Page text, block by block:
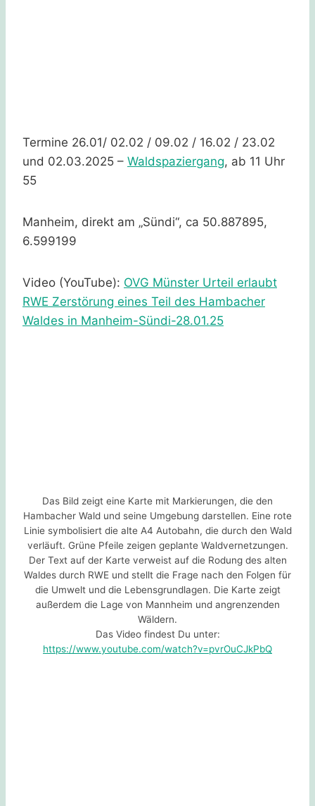
Termine 26.01/ 02.02 / 09.02 / 16.02 / 23.02
und 02.03.2025 – Waldspaziergang, ab 11 Uhr
55
Manheim, direkt am „Sündi“, ca 50.887895,
6.599199
Video (YouTube): OVG Münster Urteil erlaubt
RWE Zerstörung eines Teil des Hambacher
Waldes in Manheim-Sündi-28.01.25
Das Bild zeigt eine Karte mit Markierungen, die den
Hambacher Wald und seine Umgebung darstellen. Eine rote
Linie symbolisiert die alte A4 Autobahn, die durch den Wald
verläuft. Grüne Pfeile zeigen geplante Waldvernetzungen.
Der Text auf der Karte verweist auf die Rodung des alten
Waldes durch RWE und stellt die Frage nach den Folgen für
die Umwelt und die Lebensgrundlagen. Die Karte zeigt
außerdem die Lage von Mannheim und angrenzenden
Wäldern.
Das Video findest Du unter:
https://www.youtube.com/watch?v=pvrOuCJkPbQ